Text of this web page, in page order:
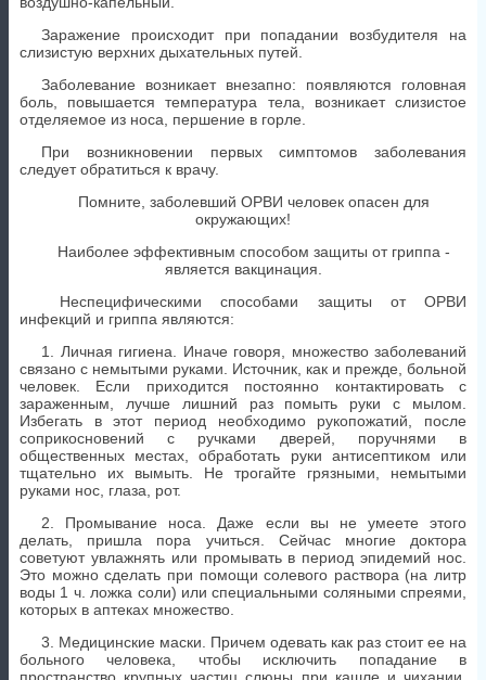
Заражение происходит при попадании возбудителя на
слизистую верхних дыхательных путей.
Заболевание возникает внезапно: появляются головная
боль, повышается температура тела, возникает слизистое
отделяемое из носа, першение в горле.
При возникновении первых симптомов заболевания
следует обратиться к врачу.
Помните, заболевший ОРВИ человек опасен для
окружающих!
Наиболее эффективным способом защиты от гриппа -
является вакцинация.
Неспецифическими способами защиты от ОРВИ
инфекций и гриппа являются:
1. Личная гигиена. Иначе говоря, множество заболеваний
связано с немытыми руками. Источник, как и прежде, больной
человек. Если приходится постоянно контактировать с
зараженным, лучше лишний раз помыть руки с мылом.
Избегать в этот период необходимо рукопожатий, после
соприкосновений с ручками дверей, поручнями в
общественных местах, обработать руки антисептиком или
тщательно их вымыть. Не трогайте грязными, немытыми
руками нос, глаза, рот.
2. Промывание носа. Даже если вы не умеете этого
делать, пришла пора учиться. Сейчас многие доктора
советуют увлажнять или промывать в период эпидемий нос.
Это можно сделать при помощи солевого раствора (на литр
воды 1 ч. ложка соли) или специальными соляными спреями,
которых в аптеках множество.
3. Медицинские маски. Причем одевать как раз стоит ее на
больного человека, чтобы исключить попадание в
пространство крупных частиц слюны при кашле и чихании,
мелкие же частицы она не задерживает.